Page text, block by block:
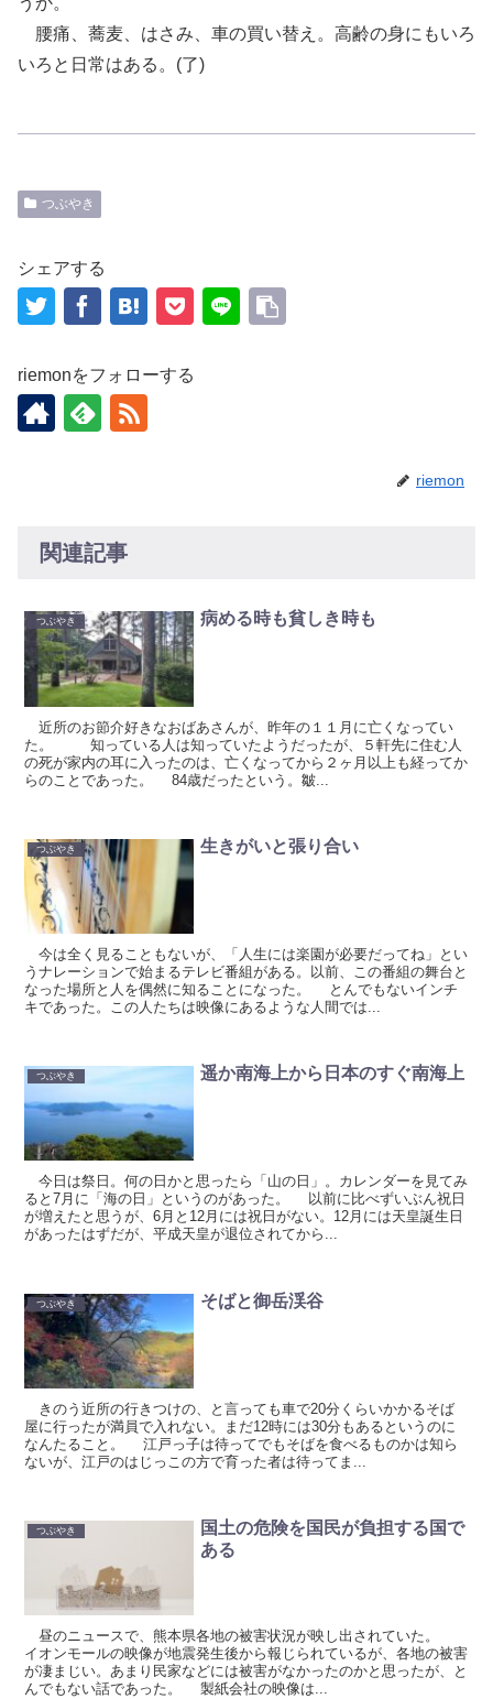
腰痛、蕎麦、はさみ、車の買い替え。高齢の身にもいろ
いろと日常はある。 (了)
つぶやき
シェアする
riemonをフォローする
riemon
関連記事
つぶやき 病める時も貧しき時も
近所のお節介好きなおばあさんが、昨年の１１月に亡くなってい
た。 知っている人は知っていたようだったが、５軒先に住む人
の死が家内の耳に入ったのは、亡くなってから２ヶ月以上も経ってか
らのことであった。 84歳だったという。皺...
つぶやき 生きがいと張り合い
今は全く見ることもないが、「人生には楽園が必要だってね」とい
うナレーションで始まるテレビ番組がある。以前、この番組の舞台と
なった場所と人を偶然に知ることになった。 とんでもないインチ
キであった。この人たちは映像にあるような人間では...
つぶやき 遥か南海上から日本のすぐ南海上
今日は祭日。何の日かと思ったら「山の日」。カレンダーを見てみ
ると7月に「海の日」というのがあった。 以前に比べずいぶん祝日
が増えたと思うが、6月と12月には祝日がない。12月には天皇誕生日
があったはずだが、平成天皇が退位されてから...
つぶやき そばと御岳渓谷
きのう近所の行きつけの、と言っても車で20分くらいかかるそば
屋に行ったが満員で入れない。まだ12時には30分もあるというのに
なんたること。 江戸っ子は待ってでもそばを食べるものかは知ら
ないが、江戸のはじっこの方で育った者は待ってま...
つぶやき
国土の危険を国民が負担する国で
ある
昼のニュースで、熊本県各地の被害状況が映し出されていた。
イオンモールの映像が地震発生後から報じられているが、各地の被害
が凄まじい。あまり民家などには被害がなかったのかと思ったが、と
んでもない話であった。 製紙会社の映像は...